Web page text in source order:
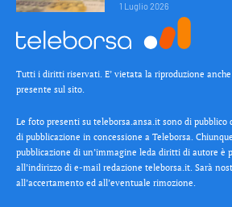
1 Luglio 2026
Tutti i diritti riservati. E’ vietata la riproduzione
presente sul sito.
Le foto presenti su teleborsa.ansa.it sono di
di pubblicazione in concessione a Teleborsa.
pubblicazione di un’immagine leda diritti di autore è
all’indirizzo di e-mail redazione teleborsa.it. Sarà
all’accertamento ed all’eventuale rimozione.